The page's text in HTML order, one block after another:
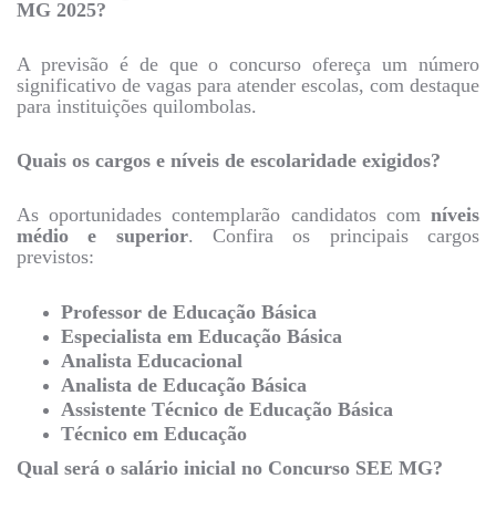
MG 2025?
A previsão é de que o concurso ofereça um número
significativo de vagas para atender escolas, com destaque
para instituições quilombolas.
Quais os cargos e níveis de escolaridade exigidos?
As oportunidades contemplarão candidatos com níveis
médio e superior. Confira os principais cargos
previstos:
Professor de Educação Básica
Especialista em Educação Básica
Analista Educacional
Analista de Educação Básica
Assistente Técnico de Educação Básica
Técnico em Educação
Qual será o salário inicial no Concurso SEE MG?